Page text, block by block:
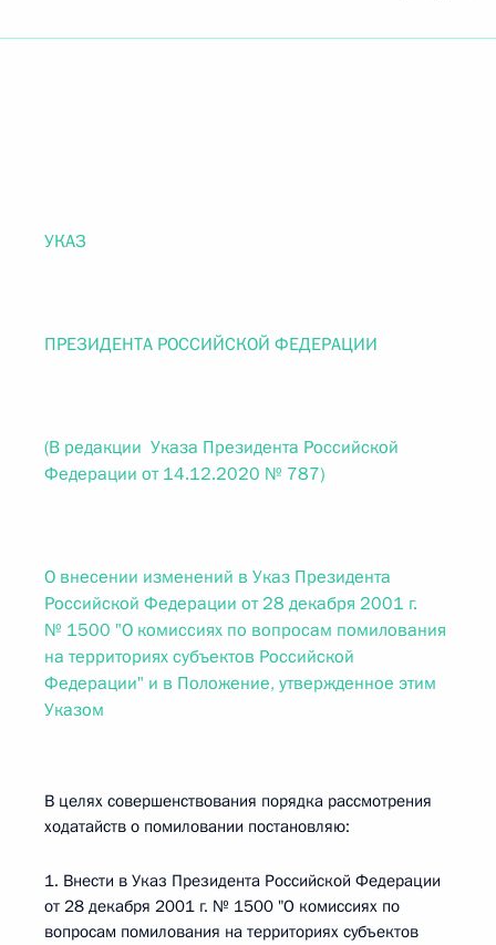
УКАЗ
ПРЕЗИДЕНТА РОССИЙСКОЙ ФЕДЕРАЦИИ
(В редакции Указа Президента Российской
Федерации от 14.12.2020 № 787)
О внесении изменений в Указ Президента
Российской Федерации от 28 декабря 2001 г.
№ 1500 "О комиссиях по вопросам помилования
на территориях субъектов Российской
Федерации" и в Положение, утвержденное этим
Указом
В целях совершенствования порядка рассмотрения
ходатайств о помиловании постановляю:
1. Внести в Указ Президента Российской Федерации
от 28 декабря 2001 г. № 1500 "О комиссиях по
вопросам помилования на территориях субъектов